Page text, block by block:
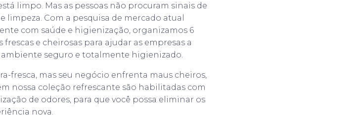
limpo. Mas as pessoas não procuram sinais de
limpeza. Com a pesquisa de mercado atual
com saúde e higienização, organizamos 6
e cheirosas para ajudar as empresas a
seguro e totalmente higienizado.
fresca, mas seu negócio enfrenta maus cheiros,
nossa coleção refrescante são habilitadas com
de odores, para que você possa eliminar os
nova.